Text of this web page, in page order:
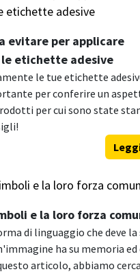
evitare per applicare
etichette adesive
le tue etichette
per conferire un
per cui sono state
e la loro forza
di linguaggio che deve la
ha su memoria
articolo, abbiamo